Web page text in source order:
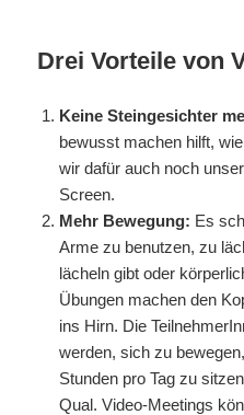
Drei Vorteile von
Keine Steingesichter
bewusst machen hilft,
wir dafür auch noch
Screen.
Mehr Bewegung: Es
Arme zu benutzen, zu
lächeln gibt oder
Übungen machen den
ins Hirn. Die
werden, sich zu
Stunden pro Tag zu
Qual. Video-Meetings